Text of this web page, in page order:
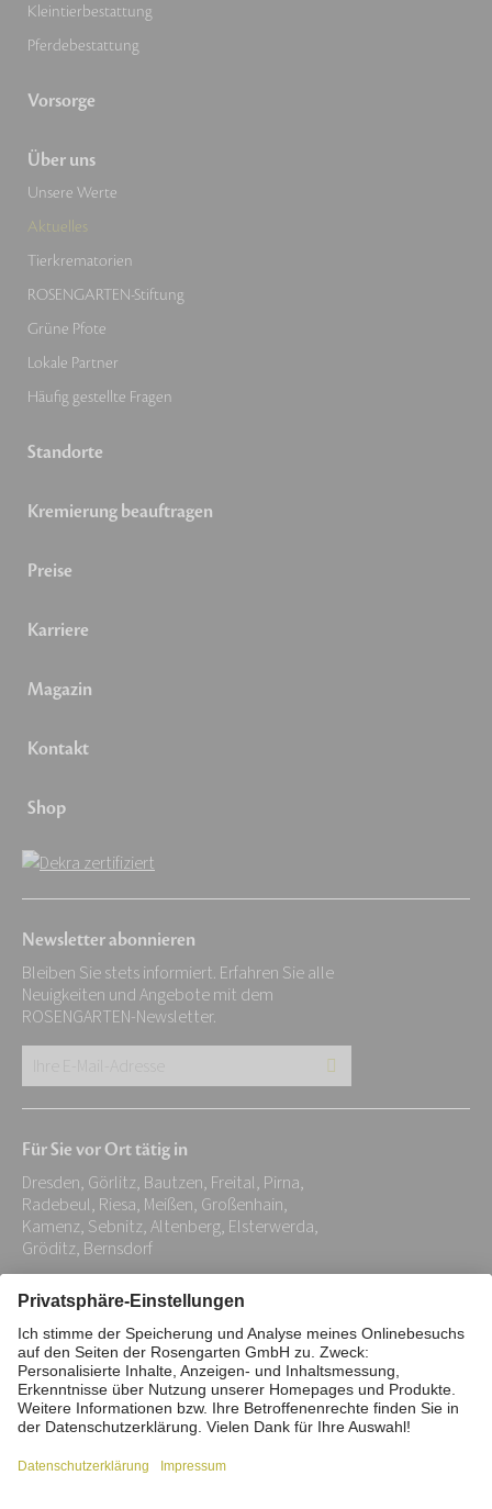
Kleintierbestattung
Pferdebestattung
Vorsorge
Über uns
Unsere Werte
Aktuelles
Tierkrematorien
ROSENGARTEN-Stiftung
Grüne Pfote
Lokale Partner
Häufig gestellte Fragen
Standorte
Kremierung beauftragen
Preise
Karriere
Magazin
Kontakt
Shop
Newsletter abonnieren
Bleiben Sie stets informiert. Erfahren Sie alle
Neuigkeiten und Angebote mit dem
ROSENGARTEN-Newsletter.
Adresse:
*
Für Sie vor Ort tätig in
Dresden, Görlitz, Bautzen, Freital, Pirna,
Radebeul, Riesa, Meißen, Großenhain,
Kamenz, Sebnitz, Altenberg, Elsterwerda,
Gröditz, Bernsdorf
Impressum Datenschutz
Stiftung
Interne Meldestelle
Zahlungsmittel
Barrierefreiheitserklärung
Vertrag widerrufen